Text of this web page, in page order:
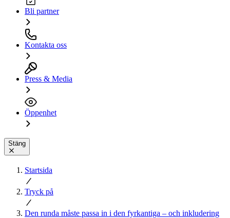
Bli partner
Kontakta oss
Press & Media
Öppenhet
Stäng
Startsida
Tryck på
Den runda måste passa in i den fyrkantiga – och inkludering